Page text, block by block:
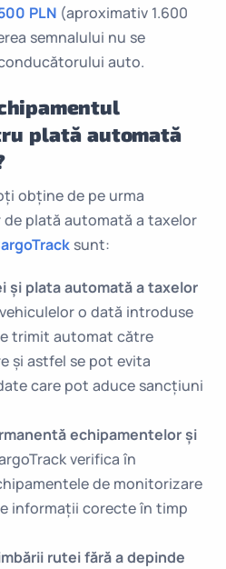
PLN (aproximativ 1.600
semnalului nu se
auto.
plată automată
obține de pe urma
plată automată a taxelor
sunt:
și plataautomatăa taxelor
o dată introduse
trimit automat către
și astfel se pot evita
care pot aduce sancțiuni
echipamentelor și
verifica în
de monitorizare
informații corecte în timp
rutei fără a depinde